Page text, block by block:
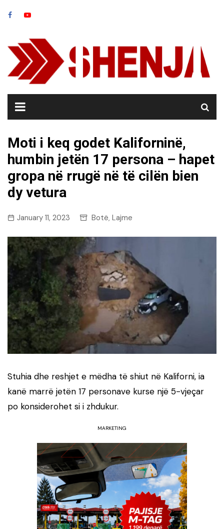
Moti i keq godet Kaliforninë,
humbin jetën 17 persona – hapet
gropa në rrugë në të cilën bien
dy vetura
January 11, 2023 Botë, Lajme
Stuhia dhe reshjet e mëdha të shiut në Kaliforni, ia
kanë marrë jetën 17 personave kurse një 5-vjeçar
po konsiderohet si i zhdukur.
MARKETING